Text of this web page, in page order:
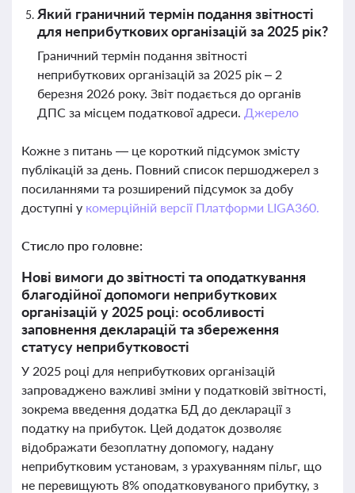
Який граничний термін подання звітності
для неприбуткових організацій за 2025 рік?
Граничний термін подання звітності
неприбуткових організацій за 2025 рік – 2
березня 2026 року. Звіт подається до органів
ДПС за місцем податкової адреси. Джерело
Кожне з питань — це короткий підсумок змісту
публікацій за день. Повний список першоджерел з
посиланнями та розширений підсумок за добу
доступні у комерційній версії Платформи LIGA360.
Стисло про головне:
Нові вимоги до звітності та оподаткування
благодійної допомоги неприбуткових
організацій у 2025 році: особливості
заповнення декларацій та збереження
статусу неприбутковості
У 2025 році для неприбуткових організацій
запроваджено важливі зміни у податковій звітності,
зокрема введення додатка БД до декларації з
податку на прибуток. Цей додаток дозволяє
відображати безоплатну допомогу, надану
неприбутковим установам, з урахуванням пільг, що
не перевищують 8% оподатковуваного прибутку, з